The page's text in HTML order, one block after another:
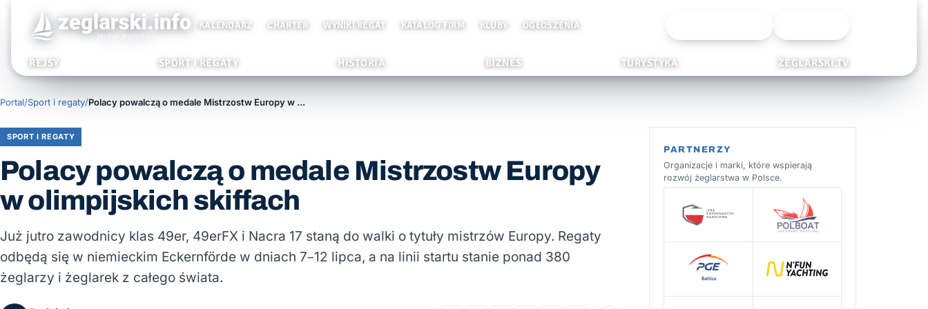
KALENDARZ CHARTER WYNIKI REGAT KATALOG FIRM KLUBY OGŁOSZENIA
REJSY SPORT I REGATY HISTORIA BIZNES TURYSTYKA ŻEGLARSKI.TV
Portal/Sport i regaty/ Polacy powalczą o medale Mistrzostw Europy w olimpijskich skiffach
SPORT I REGATY
Polacy powalczą o medale Mistrzostw Europy
w olimpijskich skiffach
Już jutro zawodnicy klas 49er, 49erFX i Nacra 17 staną do walki o tytuły mistrzów Europy. Regaty
odbędą się w niemieckim Eckernförde w dniach 7–12 lipca, a na linii startu stanie ponad 380
żeglarzy i żeglarek z całego świata.
PARTNERZY
Organizacje i marki, które wspierają
rozwój żeglarstwa w Polsce.